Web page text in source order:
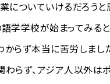
業についていけるだろう
語学学校が始まってみる
からず本当に苦労しまし
わらず、アジア人以外は